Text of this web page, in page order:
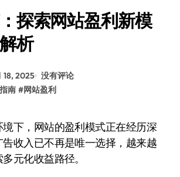
探索网站盈利新模
析
18, 2025 没有评论
南 #网站盈利
收入已不再是唯一选择，越来越
元化收益路径。